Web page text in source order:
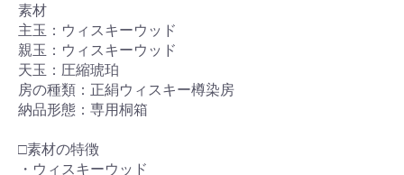
素材
主玉：ウィスキーウッド
親玉：ウィスキーウッド
天玉：圧縮琥珀
房の種類：正絹ウィスキー樽染房
納品形態：専用桐箱
□素材の特徴
・ウィスキーウッド